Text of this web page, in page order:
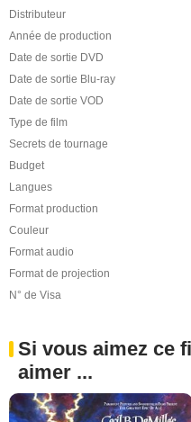
Distributeur
Année de production
Date de sortie DVD
Date de sortie Blu-ray
Date de sortie VOD
Type de film
Secrets de tournage
Budget
Langues
Format production
Couleur
Format audio
Format de projection
N° de Visa
Si vous aimez ce
aimer ...